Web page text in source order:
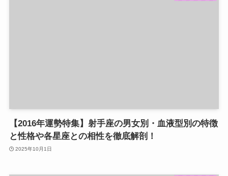
【2016年運勢特集】射手座の男女別・血液型別の特徴
と性格や各星座との相性を徹底解剖！
2025年10月1日